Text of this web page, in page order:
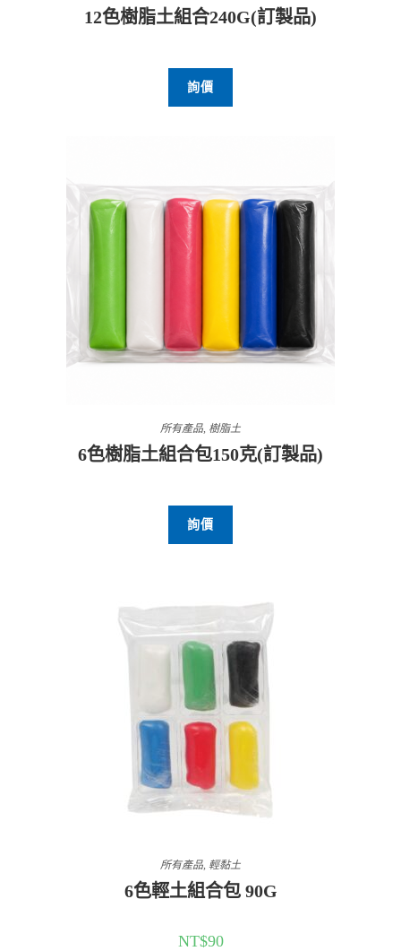
12色樹脂土組合240G(訂製品)
詢價
所有產品 樹脂土
6色樹脂土組合包150克(訂製品)
詢價
所有產品, 輕黏土
6色輕土組合包 90G
NT$90